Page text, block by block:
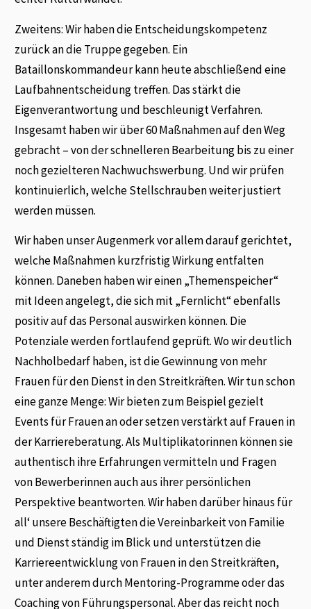
Zweitens: Wir haben die Entscheidungskompetenz
zurück an die Truppe gegeben. Ein
Bataillonskommandeur kann heute abschließend eine
Laufbahnentscheidung treffen. Das stärkt die
Eigenverantwortung und beschleunigt Verfahren.
Insgesamt haben wir über 60 Maßnahmen auf den Weg
gebracht – von der schnelleren Bearbeitung bis zu einer
noch gezielteren Nachwuchswerbung. Und wir prüfen
kontinuierlich, welche Stellschrauben weiter justiert
werden müssen.
Wir haben unser Augenmerk vor allem darauf gerichtet,
welche Maßnahmen kurzfristig Wirkung entfalten
können. Daneben haben wir einen „Themenspeicher“
mit Ideen angelegt, die sich mit „Fernlicht“ ebenfalls
positiv auf das Personal auswirken können. Die
Potenziale werden fortlaufend geprüft. Wo wir deutlich
Nachholbedarf haben, ist die Gewinnung von mehr
Frauen für den Dienst in den Streitkräften. Wir tun schon
eine ganze Menge: Wir bieten zum Beispiel gezielt
Events für Frauen an oder setzen verstärkt auf Frauen in
der Karriereberatung. Als Multiplikatorinnen können sie
authentisch ihre Erfahrungen vermitteln und Fragen
von Bewerberinnen auch aus ihrer persönlichen
Perspektive beantworten. Wir haben darüber hinaus für
all‘ unsere Beschäftigten die Vereinbarkeit von Familie
und Dienst ständig im Blick und unterstützen die
Karriereentwicklung von Frauen in den Streitkräften,
unter anderem durch Mentoring-Programme oder das
Coaching von Führungspersonal. Aber das reicht noch